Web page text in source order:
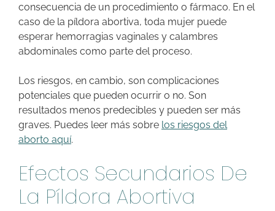
consecuencia de un procedimiento o fármaco. En el
caso de la píldora abortiva, toda mujer puede
esperar hemorragias vaginales y calambres
abdominales como parte del proceso.
Los riesgos, en cambio, son complicaciones
potenciales que pueden ocurrir o no. Son
resultados menos predecibles y pueden ser más
graves. Puedes leer más sobre los riesgos del
aborto aquí.
Efectos Secundarios De
La Píldora Abortiva